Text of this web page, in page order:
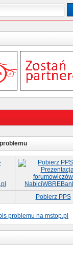
Pobierz PPS
problemu na mstop.pl